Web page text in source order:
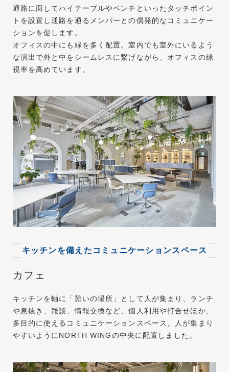
通路に⾯してハイテーブルやベンチといったタッチポイン
トを設置し通路を通るメンバーとの偶発的なコミュニケー
ションを促します。
オフィスの中にも緑を多く配置。室内でも室外にいるよう
な演出で外と中をシームレスに繋げながら、オフィスの緑
視率を高めています。
キッチンを備えたコミュニケーションスペース
カフェ
キッチンを軸に「憩いの場所」として⼈が集まり、ランチ
や息抜き、雑談、情報交換など、個人利用や打合せほか、
多目的に使えるコミュニケーションスペース。人が集まり
やすいようにNORTH WINGの中央に配置しました。